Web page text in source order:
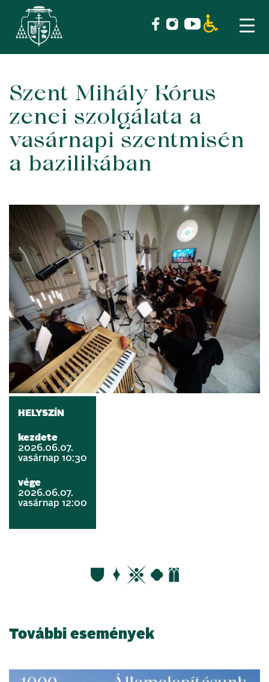
SkipSzent Mihály Kórus
zenei szolgálata a
vasárnapi szentmisén
a bazilikában
HELYSZÍN
kezdete
2026.06.07.
vasárnap 10:30
vége
2026.06.07.
vasárnap 12:00
További események